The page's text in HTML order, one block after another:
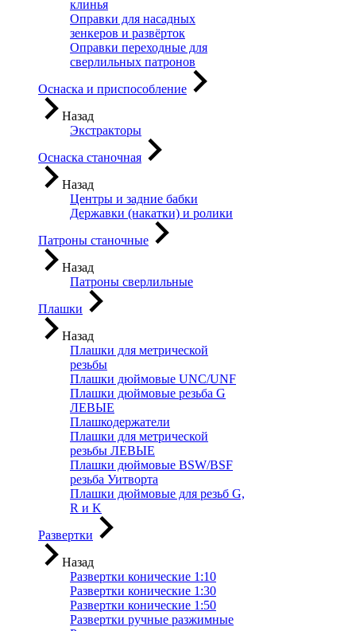
клинья
Оправки для насадных
зенкеров и развёрток
Оправки переходные для
сверлильных патронов
Оснаска и приспособление
Назад
Экстракторы
Оснаска станочная
Назад
Центры и задние бабки
Державки (накатки) и ролики
Патроны станочные
Назад
Патроны сверлильные
Плашки
Назад
Плашки для метрической
резьбы
Плашки дюймовые UNC/UNF
Плашки дюймовые резьба G
ЛЕВЫЕ
Плашкодержатели
Плашки для метрической
резьбы ЛЕВЫЕ
Плашки дюймовые BSW/BSF
резьба Уитворта
Плашки дюймовые для резьб G,
R и K
Развертки
Назад
Развертки конические 1:10
Развертки конические 1:30
Развертки конические 1:50
Развертки ручные разжимные